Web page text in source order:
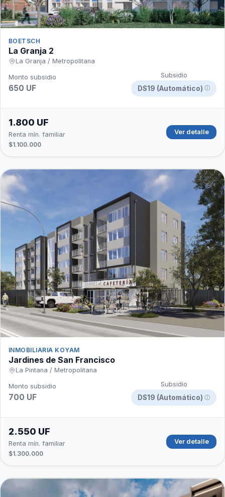
BOETSCH
La Granja 2
La Granja / Metropolitana
Monto subsidio
650 UF
Subsidio
DS19 (Automático) ⓘ
1.800 UF
Renta mín. familiar
$1.100.000
Ver detalle
INMOBILIARIA KOYAM
Jardines de San Francisco
La Pintana / Metropolitana
Monto subsidio
700 UF
Subsidio
DS19 (Automático) ⓘ
2.550 UF
Renta mín. familiar
$1.300.000
Ver detalle